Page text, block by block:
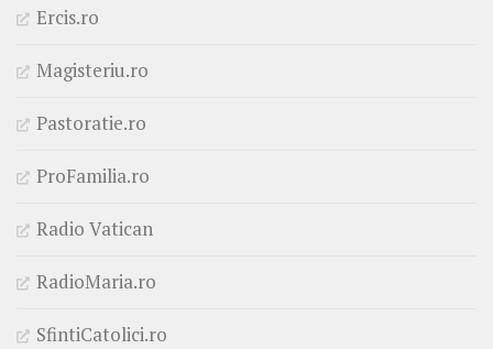
Ercis.ro
Magisteriu.ro
Pastoratie.ro
ProFamilia.ro
Radio Vatican
RadioMaria.ro
SfintiCatolici.ro